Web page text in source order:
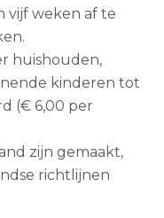
vijf weken af te
huishouden,
kinderen tot
(€ 6,00 per
zijn gemaakt,
richtlijnen